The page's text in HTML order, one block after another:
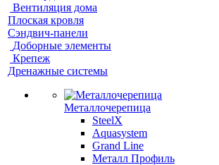
Вентиляция дома
Плоская кровля
Сэндвич-панели
Доборные элементы
Крепеж
Дренажные системы
Металлочерепица
SteelX
Aquasystem
Grand Line
Металл Профиль